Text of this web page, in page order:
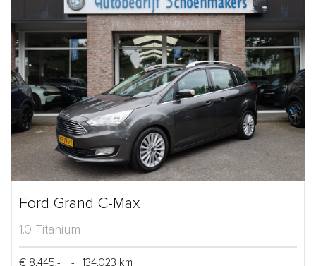
Ford Grand C-Max
1.0 Titanium
€ 8.445,- -
134.023 km